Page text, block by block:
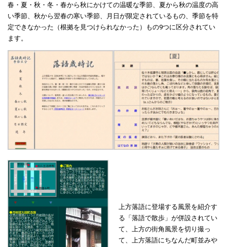
春・夏・秋・冬・春から秋にかけての温暖な季節、夏から秋の温度の高
い季節、秋から翌春の寒い季節、月日が限定されているもの、季節を特
定できなかった（根拠を見つけられなかった）もの9つに区分されてい
ます。
上方落語に登場する風景を紹介す
る「落語で散歩」が併設されてい
て、上方の街角風景を切り撮っ
て、上方落語にちなんだ町並みや